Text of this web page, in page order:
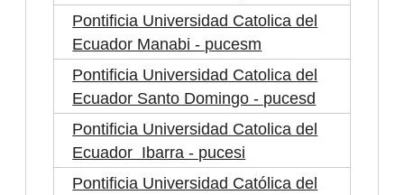
Pontificia Universidad Catolica del
Ecuador Manabi - pucesm
Pontificia Universidad Catolica del
Ecuador Santo Domingo - pucesd
Pontificia Universidad Catolica del
Ecuador Ibarra - pucesi
Pontificia Universidad Católica del